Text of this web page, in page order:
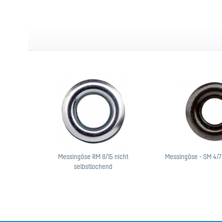
Messingöse RM 8/15 nicht
selbstlochend
Messingöse - SM 4/